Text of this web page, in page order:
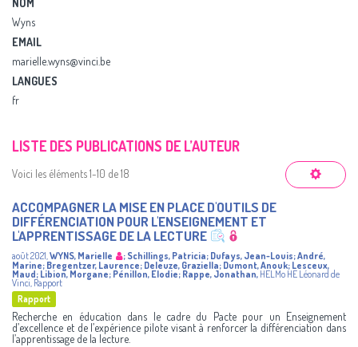
NOM
Wyns
EMAIL
marielle.wyns@vinci.be
LANGUES
fr
LISTE DES PUBLICATIONS DE L’AUTEUR
Voici les éléments 1-10 de 18
ACCOMPAGNER LA MISE EN PLACE D'OUTILS DE
DIFFÉRENCIATION POUR L'ENSEIGNEMENT ET
L'APPRENTISSAGE DE LA LECTURE
août 2021,WYNS, Marielle ; Schillings, Patricia; Dufays, Jean-Louis;André,
Marine; Bregentzer, Laurence; Deleuze, Graziella; Dumont, Anouk; Lesceux,
Maud; Libion, Morgane; Pénillon, Elodie; Rappe, Jonathan, HELMo HE Léonard de
Vinci, Rapport
Rapport
Recherche en éducation dans le cadre du Pacte pour un Enseignement
d’excellence et de l’expérience pilote visant à renforcer la différenciation dans
l’apprentissage de la lecture.